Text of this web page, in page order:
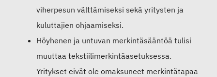
viherpesun välttämiseksi sekä yritysten ja
kuluttajien ohjaamiseksi.
Höyhenen ja untuvan merkintäsääntöä tulisi
muuttaa tekstiilimerkintäasetuksessa.
Yritykset eivät ole omaksuneet merkintätapaa